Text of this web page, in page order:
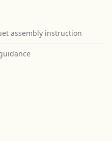
assembly instruction